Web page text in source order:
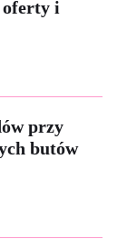
i
przy
butów